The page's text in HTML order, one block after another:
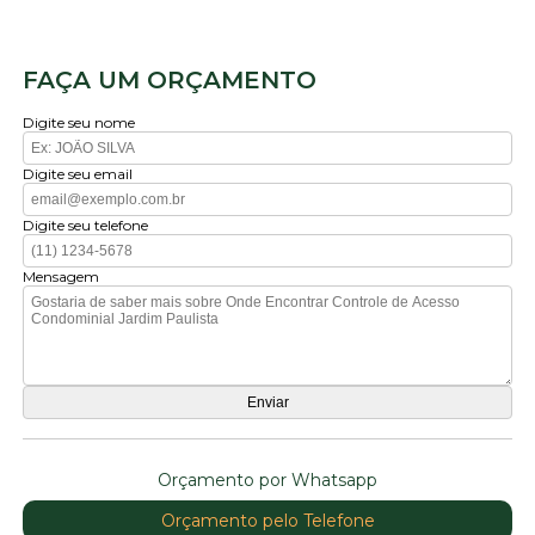
FAÇA UM ORÇAMENTO
Digite seu nome
Digite seu email
Digite seu telefone
Mensagem
Orçamento por Whatsapp
Orçamento pelo Telefone